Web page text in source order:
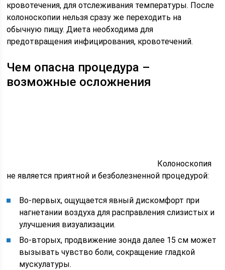
кровотечения, для отслеживания температуры. После
колоноскопии нельзя сразу же переходить на
обычную пищу. Диета необходима для
предотвращения инфицирования, кровотечений.
Чем опасна процедура –
возможные осложнения
Колоноскопия
не является приятной и безболезненной процедурой:
Во-первых, ощущается явный дискомфорт при
нагнетании воздуха для расправления слизистых и
улучшения визуализации.
Во-вторых, продвижение зонда далее 15 см может
вызывать чувство боли, сокращение гладкой
мускулатуры.